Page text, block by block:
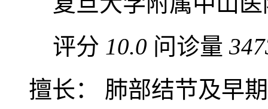
评分 10.0 问诊量
擅长： 肺部结节及早